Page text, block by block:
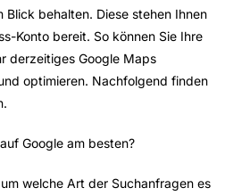
Blick behalten. Diese stehen Ihnen
Konto bereit. So können Sie Ihre
derzeitiges Google Maps
optimieren. Nachfolgend finden
Google am besten?
welche Art der Suchanfragen es